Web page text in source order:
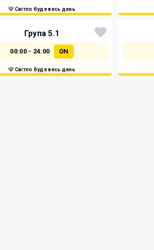
💡 Світло буде весь день
Група 5.1
00:00 - 24:00 ON
💡 Світло буде весь день